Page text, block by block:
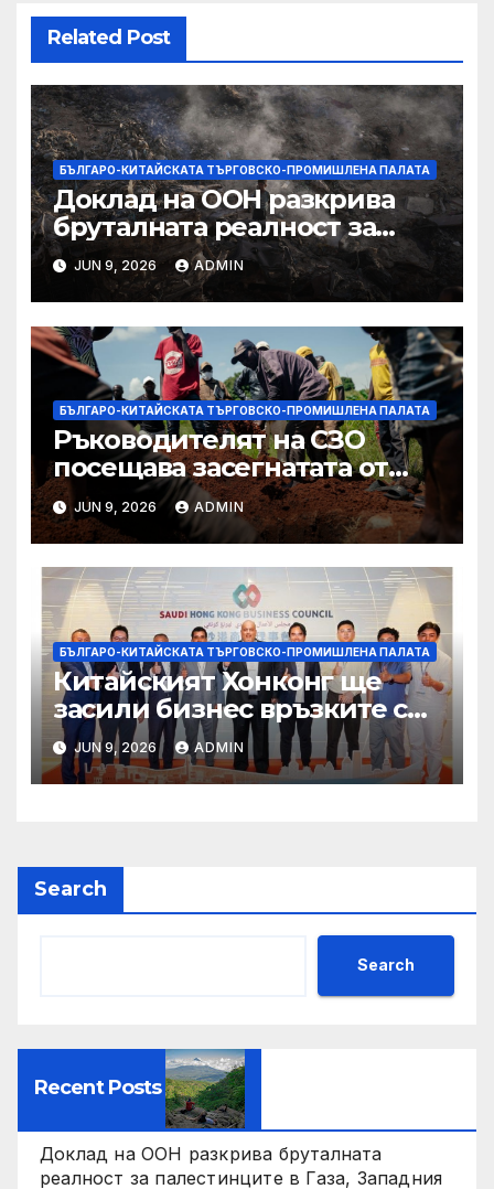
Related Post
БЪЛГАРО-КИТАЙСКАТА ТЪРГОВСКО-ПРОМИШЛЕНА ПАЛАТА
Доклад на ООН разкрива
бруталната реалност за
палестинците в Газа,
Западния бряг
JUN 9, 2026 ADMIN
БЪЛГАРО-КИТАЙСКАТА ТЪРГОВСКО-ПРОМИШЛЕНА ПАЛАТА
Ръководителят на СЗО
посещава засегнатата от
Ебола Уганда, след като
вирусът се разпространява
от ДРК
JUN 9, 2026 ADMIN
БЪЛГАРО-КИТАЙСКАТА ТЪРГОВСКО-ПРОМИШЛЕНА ПАЛАТА
Китайският Хонконг ще
засили бизнес връзките си
със Саудитска Арабия
JUN 9, 2026 ADMIN
Search
Search
Recent Posts
Доклад на ООН разкрива бруталната
реалност за палестинците в Газа, Западния